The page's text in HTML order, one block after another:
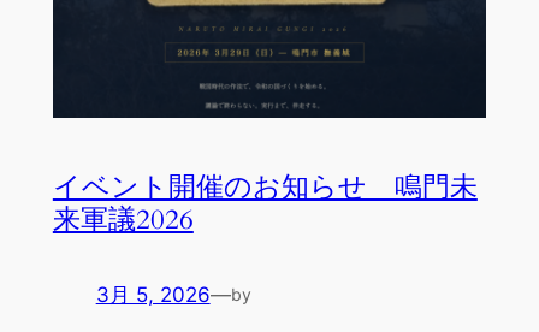
イベント開催のお知らせ 鳴門未
来軍議2026
3月 5, 2026—by